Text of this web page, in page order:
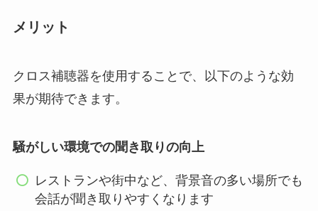
メリット
クロス補聴器を使用することで、以下のような効
果が期待できます。
騒がしい環境での聞き取りの向上
レストランや街中など、背景音の多い場所でも
会話が聞き取りやすくなります